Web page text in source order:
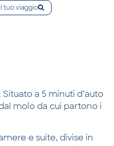
tuo viaggio
a 5 minuti d’auto
molo da cui partono i
e suite, divise in